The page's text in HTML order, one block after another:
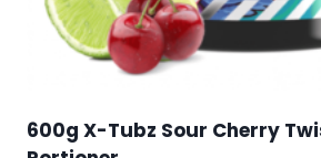
600g X-Tubz Sour Cherry